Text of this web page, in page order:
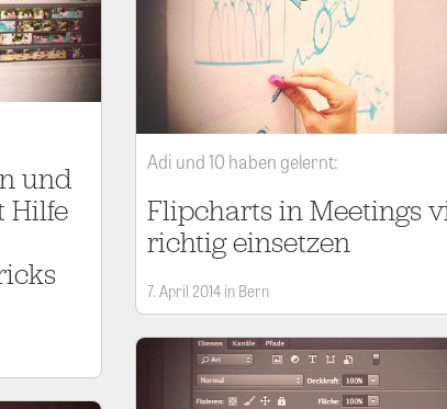
und
Hilfe
Adi und 10 haben gelernt:
Flipcharts in Meetings
richtig einsetzen
7. April 2014 in Bern